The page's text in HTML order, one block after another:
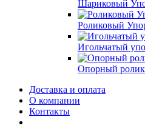
Шариковый
Роликовый
Игольчатый
Опорный ролик
Доставка и оплата
О компании
Контакты